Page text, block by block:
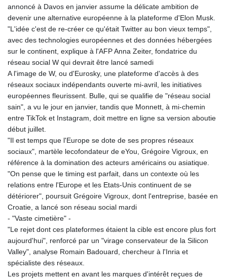
annoncé à Davos en janvier assume la délicate ambition de
devenir une alternative européenne à la plateforme d'Elon Musk.
"L'idée c'est de re-créer ce qu'était Twitter au bon vieux temps",
avec des technologies européennes et des données hébergées
sur le continent, explique à l'AFP Anna Zeiter, fondatrice du
réseau social W qui devrait être lancé samedi
A l'image de W, ou d'Eurosky, une plateforme d'accès à des
réseaux sociaux indépendants ouverte mi-avril, les initiatives
européennes fleurissent. Bulle, qui se qualifie de "réseau social
sain", a vu le jour en janvier, tandis que Monnett, à mi-chemin
entre TikTok et Instagram, doit mettre en ligne sa version aboutie
début juillet.
"Il est temps que l'Europe se dote de ses propres réseaux
sociaux", martèle lecofondateur de eYou, Grégoire Vigroux, en
référence à la domination des acteurs américains ou asiatique.
"On pense que le timing est parfait, dans un contexte où les
relations entre l'Europe et les Etats-Unis continuent de se
détériorer", poursuit Grégoire Vigroux, dont l'entreprise, basée en
Croatie, a lancé son réseau social mardi
- "Vaste cimetière" -
"Le rejet dont ces plateformes étaient la cible est encore plus fort
aujourd'hui", renforcé par un "virage conservateur de la Silicon
Valley", analyse Romain Badouard, chercheur à l'Inria et
spécialiste des réseaux.
Les projets mettent en avant les marques d'intérêt reçues de